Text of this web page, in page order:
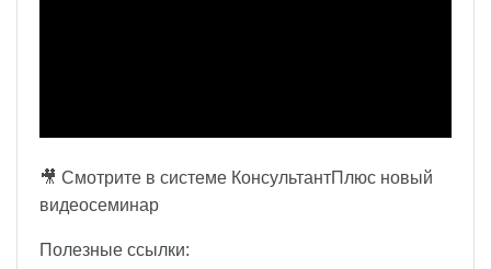
🎥 Смотрите в системе КонсультантПлюс новый
видеосеминар
Полезные ссылки: